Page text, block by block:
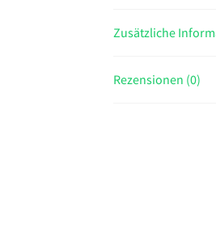
Zusätzliche
Rezensionen (0)